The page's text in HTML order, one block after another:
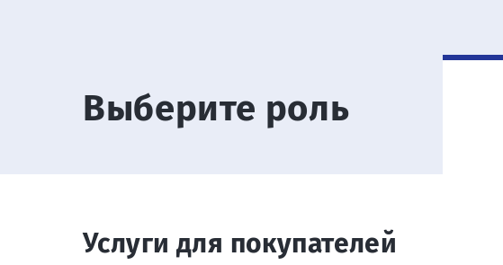
Выберите роль
Услуги для покупателей